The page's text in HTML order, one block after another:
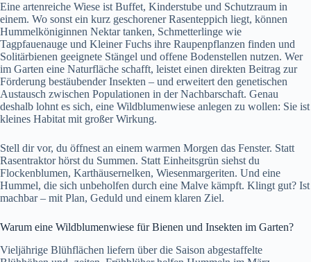
Eine artenreiche Wiese ist Buffet, Kinderstube und Schutzraum in
einem. Wo sonst ein kurz geschorener Rasenteppich liegt, können
Hummelköniginnen Nektar tanken, Schmetterlinge wie
Tagpfauenauge und Kleiner Fuchs ihre Raupenpflanzen finden und
Solitärbienen geeignete Stängel und offene Bodenstellen nutzen. Wer
im Garten eine Naturfläche schafft, leistet einen direkten Beitrag zur
Förderung bestäubender Insekten – und erweitert den genetischen
Austausch zwischen Populationen in der Nachbarschaft. Genau
deshalb lohnt es sich, eine Wildblumenwiese anlegen zu wollen: Sie ist
kleines Habitat mit großer Wirkung.
Stell dir vor, du öffnest an einem warmen Morgen das Fenster. Statt
Rasentraktor hörst du Summen. Statt Einheitsgrün siehst du
Flockenblumen, Karthäusernelken, Wiesenmargeriten. Und eine
Hummel, die sich unbeholfen durch eine Malve kämpft. Klingt gut? Ist
machbar – mit Plan, Geduld und einem klaren Ziel.
Warum eine Wildblumenwiese für Bienen und Insekten im Garten?
Vieljährige Blühflächen liefern über die Saison abgestaffelte